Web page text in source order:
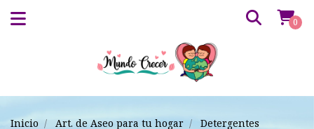
0
Inicio Art. de Aseo para tu hogar
Detergentes